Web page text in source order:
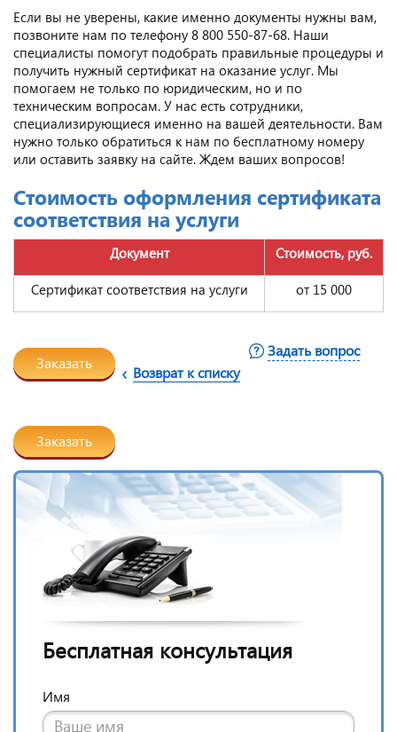
Если вы не уверены, какие именно документы нужны вам,
позвоните нам по телефону 8 800 550-87-68. Наши
специалисты помогут подобрать правильные процедуры и
получить нужный сертификат на оказание услуг. Мы
помогаем не только по юридическим, но и по
техническим вопросам. У нас есть сотрудники,
специализирующиеся именно на вашей деятельности. Вам
нужно только обратиться к нам по бесплатному номеру
или оставить заявку на сайте. Ждем ваших вопросов!
Стоимость оформления сертификата
соответствия на услуги
Документ Стоимость, руб.
Сертификат соответствия на услуги от 15 000
Заказать
Возврат к списку
Задать вопрос
Заказать
Бесплатная консультация
Имя